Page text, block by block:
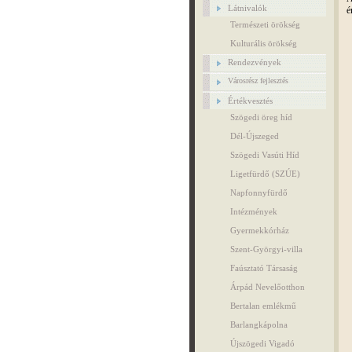
Látnivalók
Természeti örökség
Kulturális örökség
Rendezvények
Városrész fejlesztés
Értékvesztés
Szögedi öreg híd
Dél-Újszeged
Szögedi Vasúti Híd
Ligetfürdő (SZÚE)
Napfonnyfürdő
Intézmények
Gyermekkórház
Szent-Györgyi-villa
Faúsztató Társaság
Árpád Nevelőotthon
Bertalan emlékmű
Barlangkápolna
Újszögedi Vigadó